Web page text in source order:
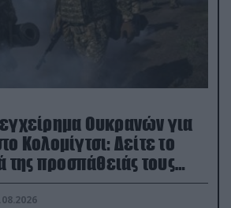
Ουκρανών για
Κολομίγτσι: Δείτε το
της προσπάθειάς τους